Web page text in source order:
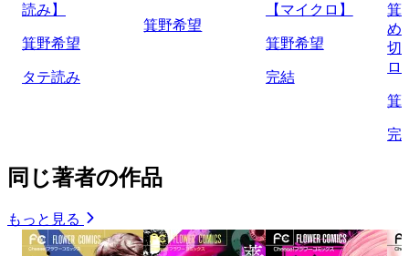
読み】
箕野希望
タテ読み
箕野希望
【マイクロ】
箕野希望
完結
箕
め
切
ロ
箕
完
同じ著者の作品
もっと見る